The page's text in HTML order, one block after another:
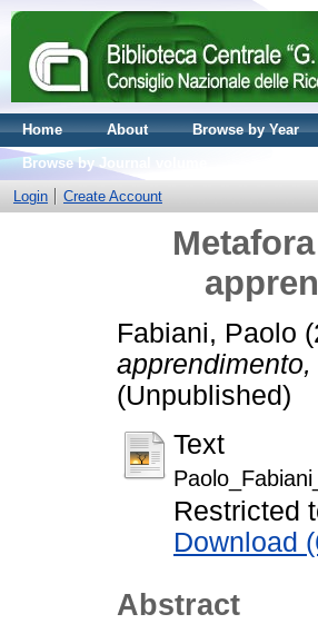
Home About Browse by Year
Browse by Journal volume
Login
Create Account
Fabiani, Paolo
(Unpublished)
Text
Restricted
Download
Abstract